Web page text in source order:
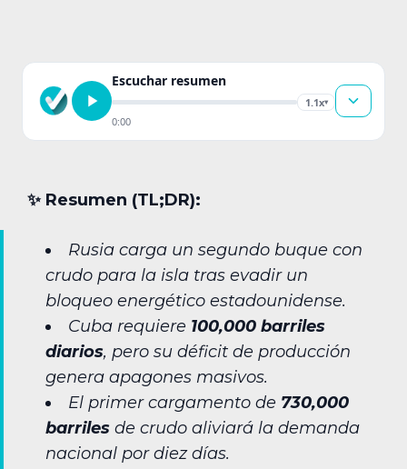
Escuchar resumen
1.1x▾
0:00
✨︎ Resumen (TL;DR):
Rusia carga un segundo buque con
crudo para la isla tras evadir un
bloqueo energético estadounidense.
Cuba requiere 100,000 barriles
diarios, pero su déficit de producción
genera apagones masivos.
El primer cargamento de 730,000
barriles de crudo aliviará la demanda
nacional por diez días.